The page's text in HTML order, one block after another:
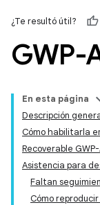
¿Te resultó útil?
GWP-
En esta página
Descripción
Cómo habilitarla
Recoverable
Asistencia para
Faltan
Cómo